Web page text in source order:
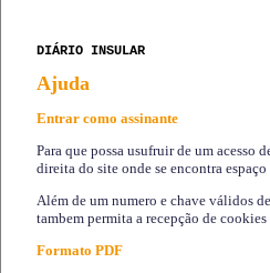
DIÁRIO INSULAR
Ajuda
Entrar como assinante
Para que possa usufruir de um acesso
direita do site onde se encontra
Além de um numero e chave válidos
tambem permita a recepção de
Formato PDF